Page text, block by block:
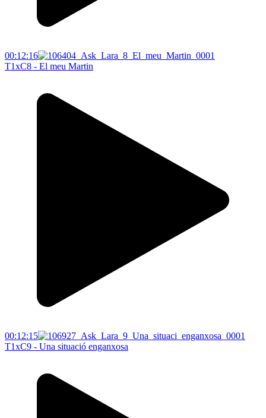
00:12:16
T1xC8 - El meu Martin
00:12:15
T1xC9 - Una situació enganxosa